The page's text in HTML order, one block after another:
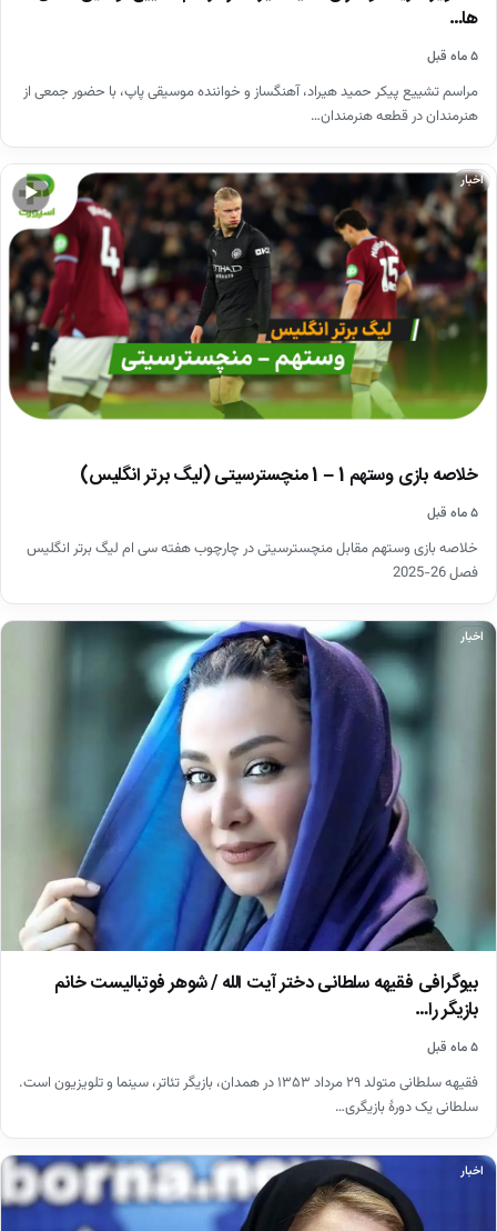
ها…
۵ ماه قبل
مراسم تشییع پیکر حمید هیراد، آهنگساز و خواننده موسیقی پاپ، با حضور جمعی از
هنرمندان در قطعه هنرمندان…
▶
اخبار
خلاصه بازی وستهم 1 – 1 منچسترسیتی (لیگ برتر انگلیس)
۵ ماه قبل
خلاصه بازی وستهم مقابل منچسترسیتی در چارچوب هفته سی ام لیگ برتر انگلیس
فصل 26-2025
اخبار
بیوگرافی فقیهه سلطانی دختر آیت الله / شوهر فوتبالیست خانم
بازیگر را…
۵ ماه قبل
فقیهه سلطانی متولد ۲۹ مرداد ۱۳۵۳ در همدان، بازیگر تئاتر، سینما و تلویزیون است.
سلطانی یک دورهٔ بازیگری…
اخبار